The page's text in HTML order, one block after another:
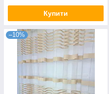
Купити
–10%